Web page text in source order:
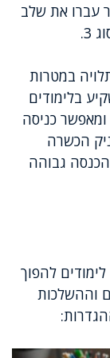
עברו את שלב
3.
במטרות
בלימודים
סוג 3 קצר יותר ומאפשר כניסה
הכשרה
גבוהה
לימודים להפוך
וההשלכות